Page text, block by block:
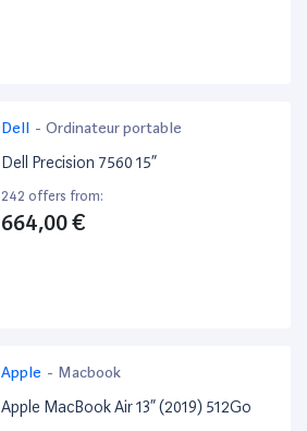
Dell - Ordinateur portable
Dell Precision 7560 15”
242 offers from:
664,00 €
Apple - Macbook
Apple MacBook Air 13” (2019) 512Go